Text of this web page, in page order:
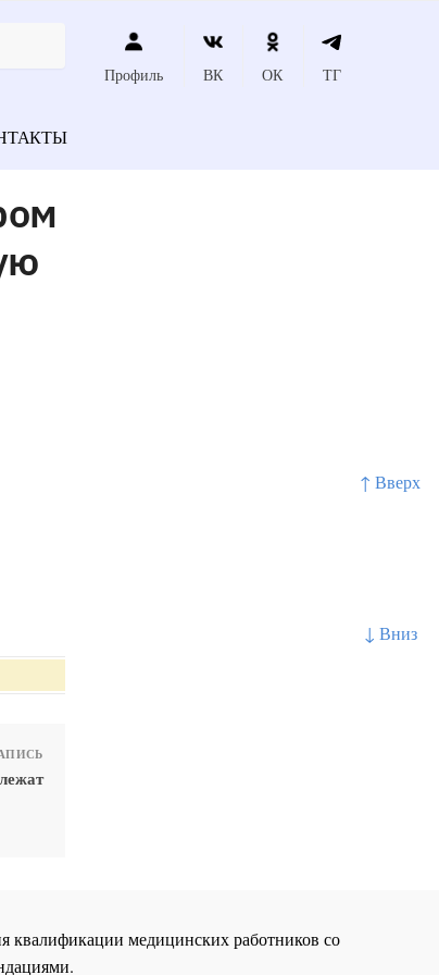
↑ Вверх
↓ Вниз
Профиль ВК ОК ТГ
квалификации медицинских работников со